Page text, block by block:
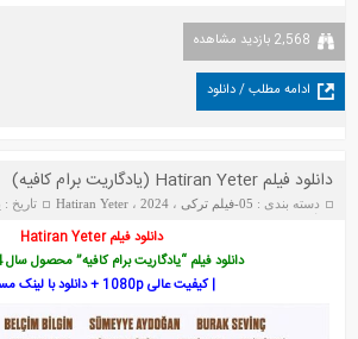
2,568 بازدید مشاهده
ادامه مطلب / دانلود
دانلود فیلم Hatiran Yeter (یادگاریت برام کافیه)
دسته بندی : 05-فیلم ترکی ،2024 ،Hatiran Yeter
جولای 2025
دانلود فیلم Hatiran Yeter
دانلود فیلم “یادگاریت برام کافیه” محصول سال 2024 ترکیه
| کیفیت عالی 1080p + دانلود با لینک مستقیم |